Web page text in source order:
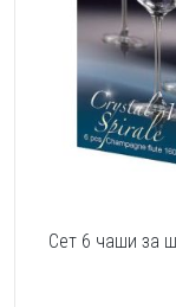
Сет 6 чаши за